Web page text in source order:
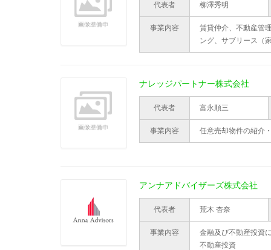
代表者 柳澤秀明
事業内容
賃貸仲介、不動産管
ング、サブリース（
ナレッジパートナー株式会社
代表者 富永順三
事業内容 任意売却物件の紹介
アンナアドバイザーズ株式会社
代表者 荒木 杏奈
事業内容
金融及び不動産投資
不動産投資